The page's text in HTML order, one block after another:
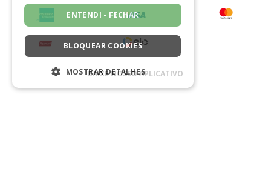
BAIXE NOSSO APLICATIVO
ENTENDI - FECHAR
BLOQUEAR COOKIES
MOSTRAR DETALHES
ESTRITAMENTE NECESSÁRIOS